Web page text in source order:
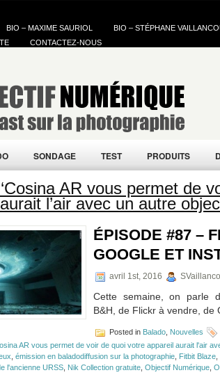
BIO – MAXIME SAURIOL
BIO – STÉPHANE
CONTACTEZ-NOUS
SONDAGE TEST PRODUITS
AR vous permet de
l’air avec un autre
ÉPISODE #87 –
GOOGLE ET
avril 1st, 2016
Cette semaine, on parle
B&H, de Flickr à vendre, de
Posted in Balado Nouvelles
AR vous permet de voir de quoi votre appareil aurait l'air
émission en baladodiffusion sur la photographie Fitbit Blaze
l'ancienne URSS Nik Collection gratuite Objectif Numérique